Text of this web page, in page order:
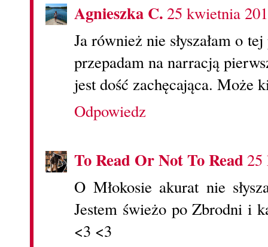
Agnieszka C. 25 kwietnia
Ja również nie słyszałam o
przepadam na narracją
jest dość zachęcająca. Może
Odpowiedz
To Read Or Not To Read25
O Młokosie akurat nie
Jestem świeżo po Zbrodni i
<3 <3